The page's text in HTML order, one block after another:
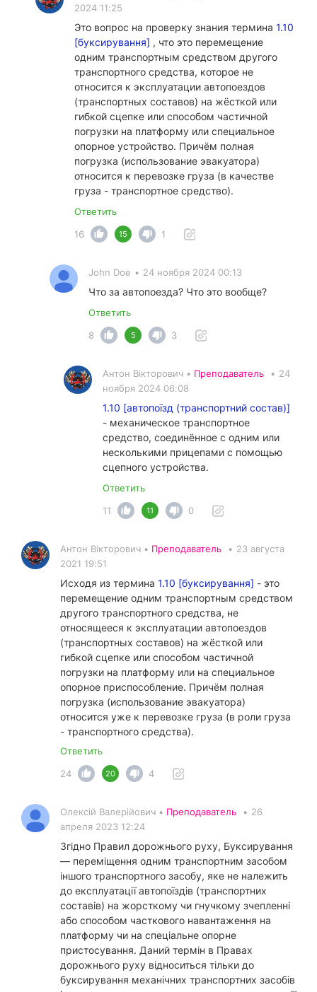
2024 11:25
Это вопрос на проверку знания термина 1.10
[буксирування] , что это перемещение
одним транспортным средством другого
транспортного средства, которое не
относится к эксплуатации автопоездов
(транспортных составов) на жёсткой или
гибкой сцепке или способом частичной
погрузки на платформу или специальное
опорное устройство. Причём полная
погрузка (использование эвакуатора)
относится к перевозке груза (в качестве
груза - транспортное средство).
Ответить
16
15 1
John Doe • 24 ноября 2024 00:13
Что за автопоезда? Что это вообще?
Ответить
8
5 3
Антон Вікторович • Преподаватель • 24
ноября 2024 06:08
1.10 [автопоїзд (транспортний состав)]
- механическое транспортное
средство, соединённое с одним или
несколькими прицепами с помощью
сцепного устройства.
Ответить
11
11 0
Антон Вікторович • Преподаватель • 23 августа
2021 19:51
Исходя из термина 1.10 [буксирування] - это
перемещение одним транспортным средством
другого транспортного средства, не
относящееся к эксплуатации автопоездов
(транспортных составов) на жёсткой или
гибкой сцепке или способом частичной
погрузки на платформу или на специальное
опорное приспособление. Причём полная
погрузка (использование эвакуатора)
относится уже к перевозке груза (в роли груза
- транспортного средства).
Ответить
24
20 4
Олексій Валерійович • Преподаватель • 26
апреля 2023 12:24
Згідно Правил дорожнього руху, Буксирування
— переміщення одним транспортним засобом
іншого транспортного засобу, яке не належить
до експлуатації автопоїздів (транспортних
составів) на жорсткому чи гнучкому зчепленні
або способом часткового навантаження на
платформу чи на спеціальне опорне
пристосування. Даний термін в Правах
дорожнього руху відноситься тільки до
буксирування механічних транспортних засобів